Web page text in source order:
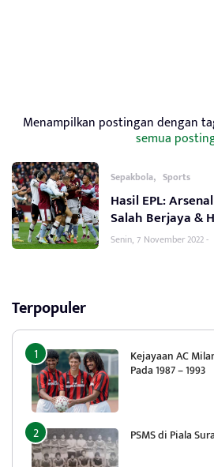
Menampilkan postingan dengan
semua
Sepakbola, Sports
Hasil EPL:
Salah Berjaya &
Senin, 7 November 2022 -
Terpopuler
Kejayaan AC
Pada 1987 – 1993
PSMS di Piala